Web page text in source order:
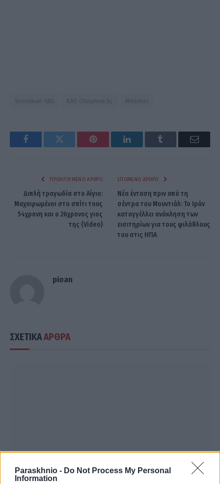
Paraskhnio - Do Not Process My Personal
Information
Stoiximan GBL ΚΑΕ Ολυμπιακός Μπάσκετ
FacebookTwitter Pinterest LinkedInTumblr Email
ΠΡΟΗΓΟΎΜΕΝΟ ΆΡΘΡΟ
Διπλή τραγωδία στο Αίγιο:
Μαχαιρωμένοι στο σπίτι τους
54χρονη και ο 26χρονος γιος
της (Video)
ΕΠΌΜΕΝΟ ΆΡΘΡΟ
Νέα ένταση πριν από τη
σέντρα του Μουντιάλ: Το Ιράν
καταγγέλλει ανάκληση των
εισιτηρίων για τους φιλάθλους
του στις ΗΠΑ
pioan
ΣΧΕΤΙΚΑΑΡΘΡΑ